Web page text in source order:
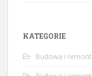
KATEGORIE
Budowa i remont